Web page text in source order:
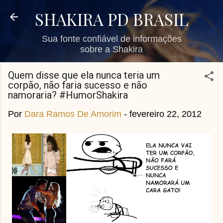
Pular para o conteúdo principal
SHAKIRA PD BRASIL
Sua fonte confiável de informações
sobre a Shakira
Quem disse que ela nunca teria um
corpão, não faria sucesso e não
namoraria? #HumorShakira
Por Dara Ramos De Amorim - fevereiro 22, 2012